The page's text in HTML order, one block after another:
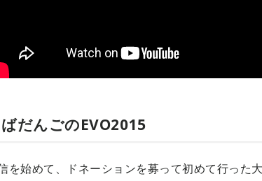
だんごのEVO2015
を始めて、ドネーションを募って初めて行った